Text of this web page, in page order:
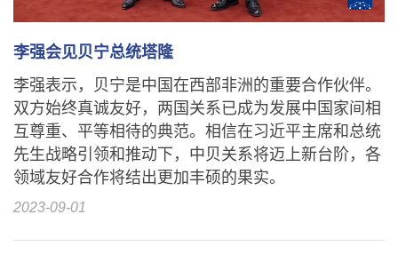
李强会见贝宁总统塔隆
李强表示，贝宁是中国在西部非洲的重要合作伙伴。
双方始终真诚友好，两国关系已成为发展中国家间相
互尊重、平等相待的典范。相信在习近平主席和总统
先生战略引领和推动下，中贝关系将迈上新台阶，各
领域友好合作将结出更加丰硕的果实。
2023-09-01